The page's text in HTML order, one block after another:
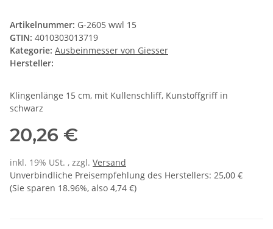
Artikelnummer: G-2605 wwl 15
GTIN: 4010303013719
Kategorie: Ausbeinmesser von Giesser
Hersteller:
Klingenlänge 15 cm, mit Kullenschliff, Kunstoffgriff in
schwarz
20,26 €
inkl. 19% USt. , zzgl. Versand
Unverbindliche Preisempfehlung des Herstellers: 25,00 €
(Sie sparen 18.96%, also 4,74 €)